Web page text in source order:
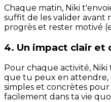
Chaque matin, Niki
suffit de les valider avant
progrès et rester motivé
4. Un impact clair et
Pour chaque activité,
que tu peux en attendre,
simples et concrètes
facilement dans ta vie